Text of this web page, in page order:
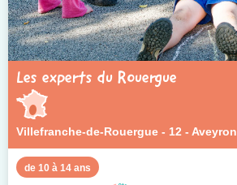
Les experts du Rouergue
Villefranche-de-Rouergue - 12 - Aveyron
de 10 à 14 ans